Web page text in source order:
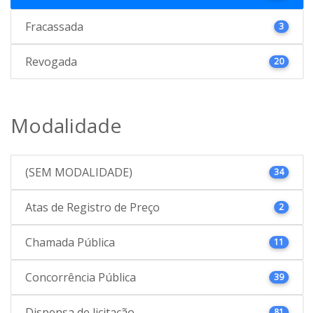
Fracassada 3
Revogada 20
Modalidade
(SEM MODALIDADE) 34
Atas de Registro de Preço 2
Chamada Pública 11
Concorrência Pública 39